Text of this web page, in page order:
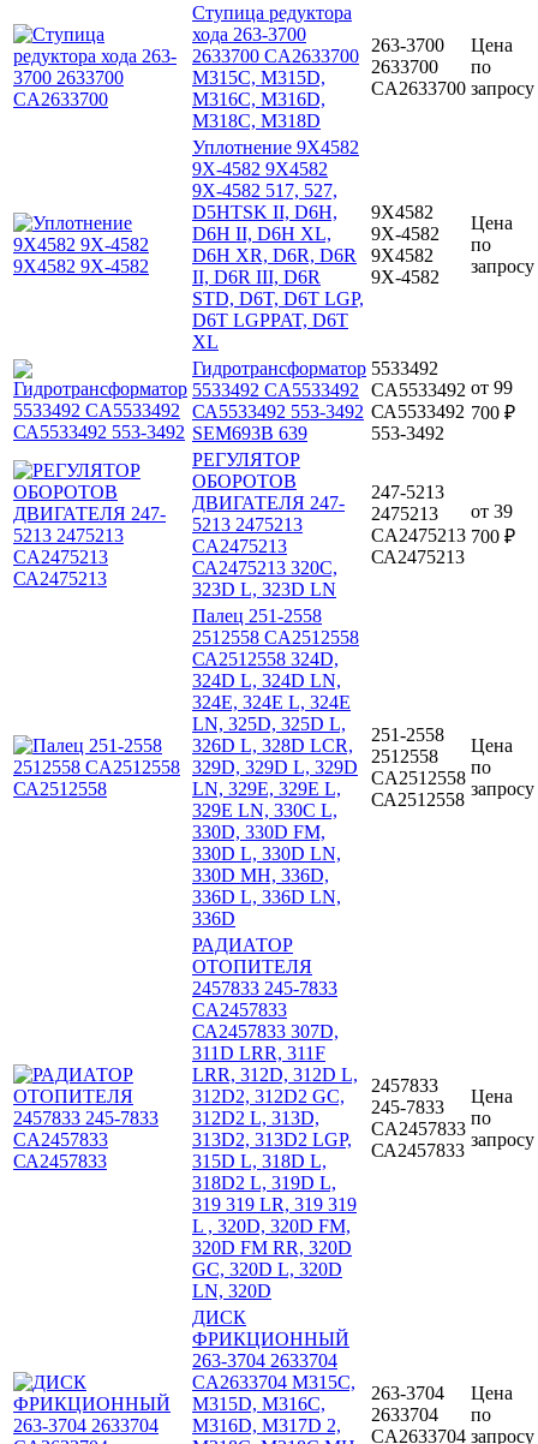
Ступица редуктора
хода 263-3700
2633700 CA2633700
M315C, M315D,
M316C, M316D,
M318C, M318D
263-3700
2633700
CA2633700
Цена
по
запросу
Уплотнение 9X4582
9X-4582 9Х4582
9Х-4582 517, 527,
D5HTSK II, D6H,
D6H II, D6H XL,
D6H XR, D6R, D6R
II, D6R III, D6R
STD, D6T, D6T LGP,
D6T LGPPAT, D6T
XL
9X4582
9X-4582
9Х4582
9Х-4582
Цена
по
запросу
Гидротрансформатор
5533492 CA5533492
СА5533492 553-3492
SEM693B 639
5533492
CA5533492
СА5533492
553-3492
от 99
700 ₽
РЕГУЛЯТОР
ОБОРОТОВ
ДВИГАТЕЛЯ 247-
5213 2475213
CA2475213
СА2475213 320C,
323D L, 323D LN
247-5213
2475213
CA2475213
СА2475213
от 39
700 ₽
Палец 251-2558
2512558 CA2512558
СА2512558 324D,
324D L, 324D LN,
324E, 324E L, 324E
LN, 325D, 325D L,
326D L, 328D LCR,
329D, 329D L, 329D
LN, 329E, 329E L,
329E LN, 330C L,
330D, 330D FM,
330D L, 330D LN,
330D MH, 336D,
336D L, 336D LN,
336D
251-2558
2512558
CA2512558
СА2512558
Цена
по
запросу
РАДИАТОР
ОТОПИТЕЛЯ
2457833 245-7833
CA2457833
СА2457833 307D,
311D LRR, 311F
LRR, 312D, 312D L,
312D2, 312D2 GC,
312D2 L, 313D,
313D2, 313D2 LGP,
315D L, 318D L,
318D2 L, 319D L,
319 319 LR, 319 319
L , 320D, 320D FM,
320D FM RR, 320D
GC, 320D L, 320D
LN, 320D
2457833
245-7833
CA2457833
СА2457833
Цена
по
запросу
ДИСК
ФРИКЦИОННЫЙ
263-3704 2633704
CA2633704 M315C,
M315D, M316C,
M316D, M317D 2,
263-3704
2633704
CA2633704
Цена
по
запросу